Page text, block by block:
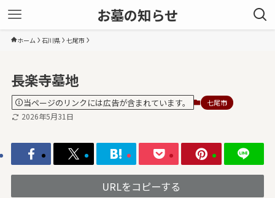
お墓の知らせ
ホーム 石川県 七尾市
長楽寺墓地
当ページのリンクには広告が含まれています。 七尾市
2026年5月31日
URLをコピーする